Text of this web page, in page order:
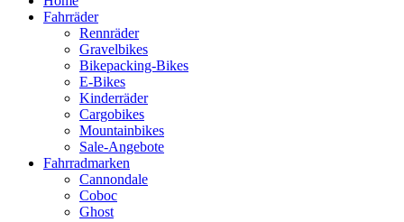
Fahrräder
Rennräder
Gravelbikes
Bikepacking-Bikes
E-Bikes
Kinderräder
Cargobikes
Mountainbikes
Sale-Angebote
Fahrradmarken
Cannondale
Coboc
Ghost